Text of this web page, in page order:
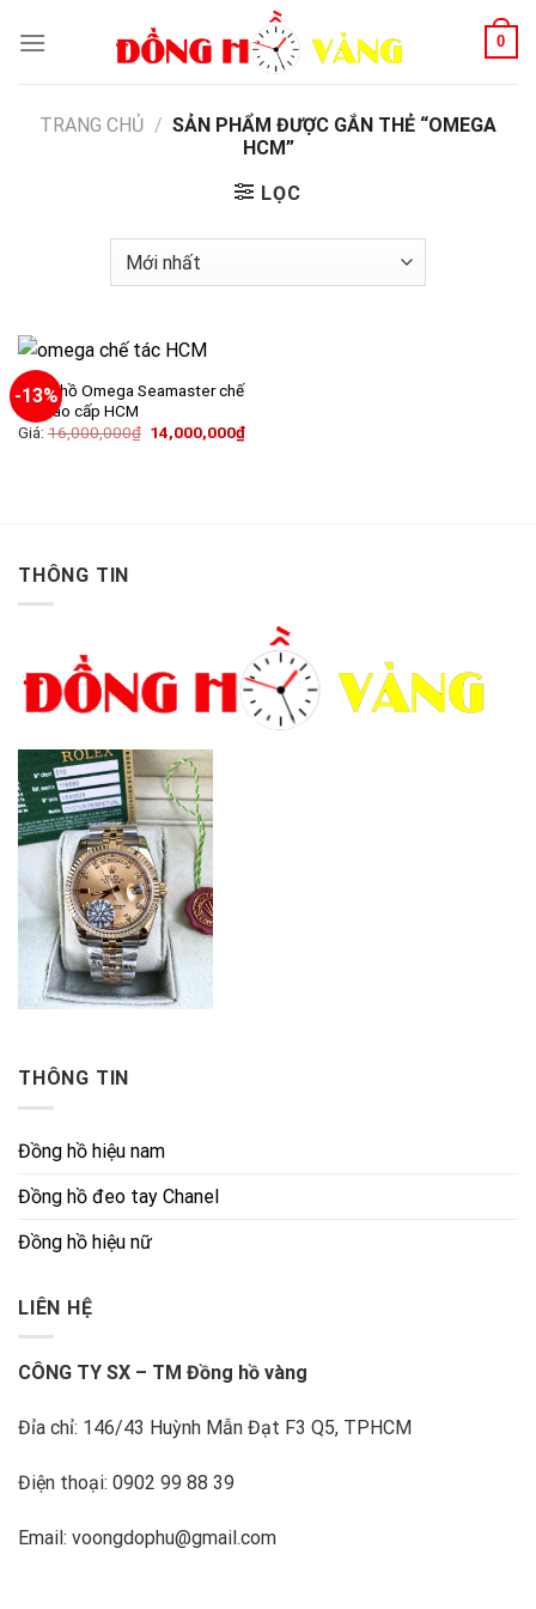
0
TRANG CHỦ / SẢN PHẨM ĐƯỢC GẮN THẺ “OMEGA
HCM”
LỌC
-13%
Đồng hồ Omega Seamaster chế
tác cao cấp HCM
Giá:16,000,000₫ 14,000,000₫
THÔNG TIN
THÔNG TIN
Đồng hồ hiệu nam
Đồng hồ đeo tay Chanel
Đồng hồ hiệu nữ
LIÊN HỆ
CÔNG TY SX – TM Đồng hồ vàng
Đỉa chỉ: 146/43 Huỳnh Mẫn Đạt F3 Q5, TPHCM
Điện thoại: 0902 99 88 39
Email: voongdophu@gmail.com